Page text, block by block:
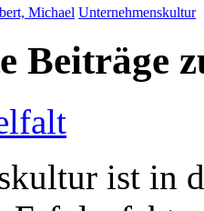
Michael Unternehmenskultur
Beiträge
ist in